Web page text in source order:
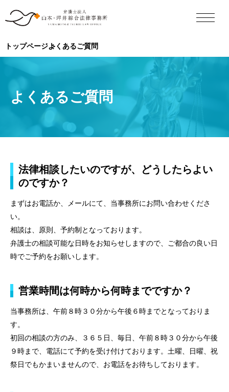
トップページよくあるご質問
よくあるご質問
法律相談したいのですが、どうしたらよい
のですか？
まずはお電話か、メールにて、当事務所にお問い合わせくださ
い。
相談は、原則、予約制となっております。
弁護士の相談可能な日時をお知らせしますので、ご都合の良い日
時でご予約をお願いします。
営業時間は何時から何時までですか？
当事務所は、午前８時３０分から午後６時までとなっておりま
す。
初回の相談の方のみ、３６５日、毎日、午前８時３０分から午後
９時まで、電話にて予約を受け付けております。土曜、日曜、祝
祭日でもかまいませんので、お電話をお待ちしております。